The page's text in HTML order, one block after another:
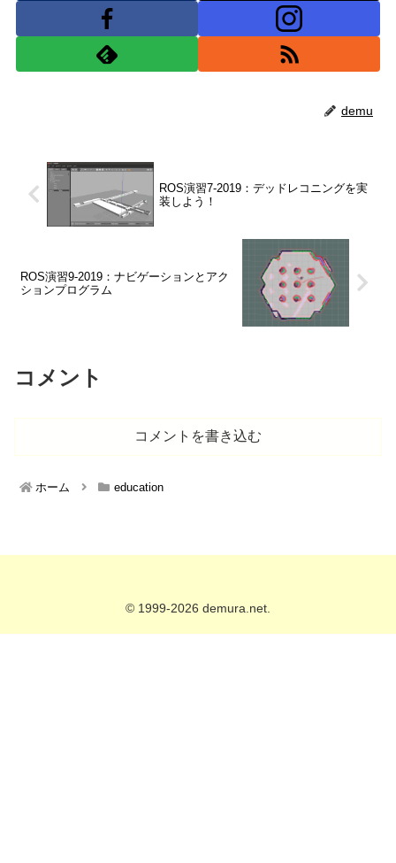
demu
ROS演習7-2019：デッドレコニングを実
装しよう！
ROS演習9-2019：ナビゲーションとアク
ションプログラム
コメント
コメントを書き込む
ホーム education
© 1999-2026 demura.net.